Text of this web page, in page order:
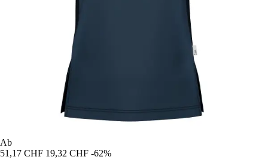
Ab
51,17 CHF 19,32 CHF -62%